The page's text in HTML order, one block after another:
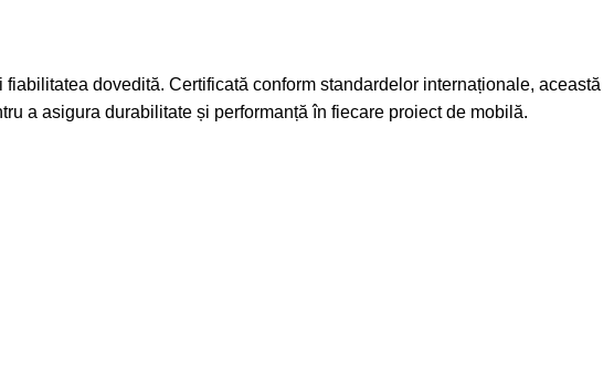
dovedită. Certificată conform standardelor internaționale, această
a asigura durabilitate și performanță în fiecare proiect de mobilă.